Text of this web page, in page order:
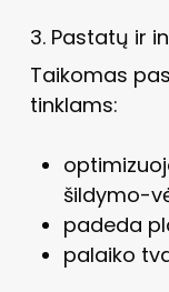
3. Pastatų ir
Taikomas
tinklams:
šildymo-
padeda
palaiko